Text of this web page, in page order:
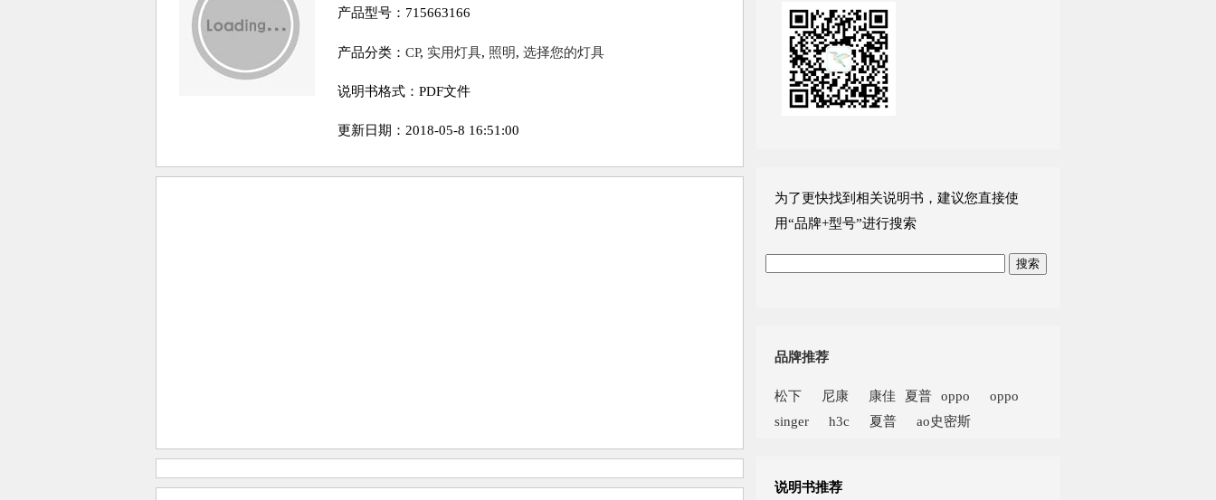
产品型号：715663166
产品分类： CP, 实用灯具, 照明, 选择您的灯具
说明书格式：PDF文件
更新日期：2018-05-8 16:51:00
为了更快找到相关说明书，建议您直接使
用“品牌+型号”进行搜索
品牌推荐
松下 尼康 康佳 夏普 oppo
oppo
singer
h3c 夏普 ao史密斯
说明书推荐